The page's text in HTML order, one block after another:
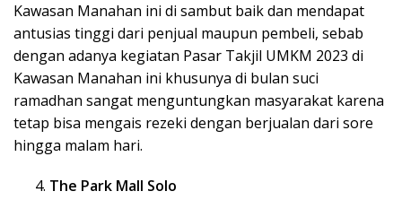
Kawasan Manahan ini di sambut baik dan mendapat
antusias tinggi dari penjual maupun pembeli, sebab
dengan adanya kegiatan Pasar Takjil UMKM 2023 di
Kawasan Manahan ini khusunya di bulan suci
ramadhan sangat menguntungkan masyarakat karena
tetap bisa mengais rezeki dengan berjualan dari sore
hingga malam hari.
The Park Mall Solo